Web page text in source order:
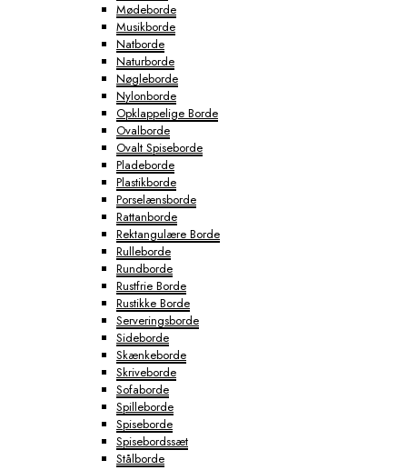
Mødeborde
Musikborde
Natborde
Naturborde
Nøgleborde
Nylonborde
Opklappelige Borde
Ovalborde
Ovalt Spiseborde
Pladeborde
Plastikborde
Porselænsborde
Rattanborde
Rektangulære Borde
Rulleborde
Rundborde
Rustfrie Borde
Rustikke Borde
Serveringsborde
Sideborde
Skænkeborde
Skriveborde
Sofaborde
Spilleborde
Spiseborde
Spisebordssæt
Stålborde